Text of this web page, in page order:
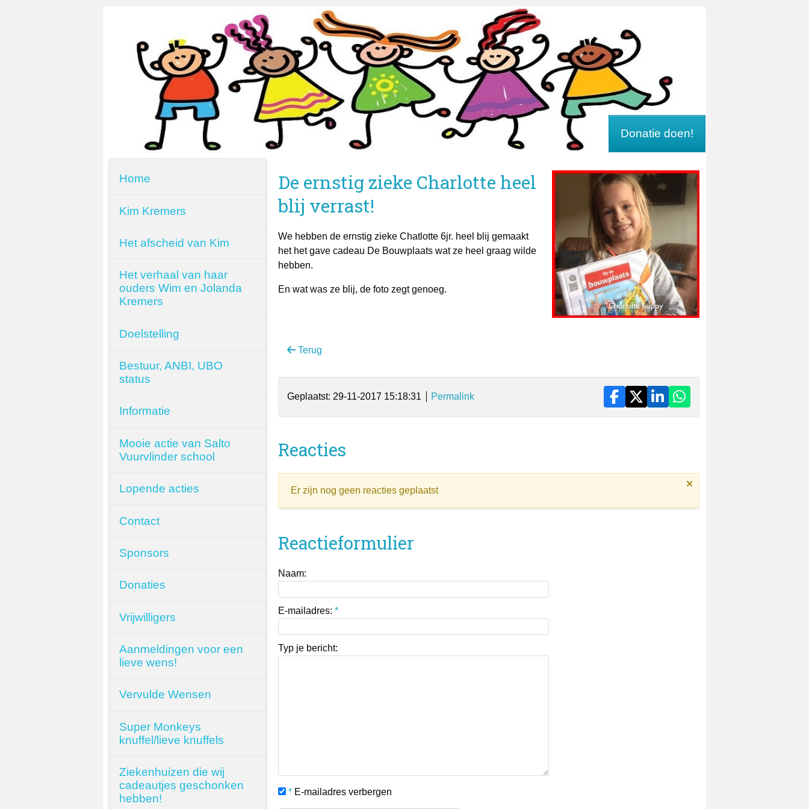
Donatie doen!
De ernstig zieke Charlotte heel
blij verrast!
We hebben de ernstig zieke Chatlotte 6jr. heel blij gemaakt
het het gave cadeau De Bouwplaats wat ze heel graag wilde
hebben.
En wat was ze blij, de foto zegt genoeg.
Terug
Geplaatst: 29-11-2017 15:18:31 Permalink
Reacties
Er zijn nog geen reacties geplaatst
Reactieformulier
Naam:
E-mailadres: *
Typ je bericht:
* E-mailadres verbergen
Home
Kim Kremers
Het afscheid van Kim
Het verhaal van haar
ouders Wim en Jolanda
Kremers
Doelstelling
Bestuur, ANBI, UBO
status
Informatie
Mooie actie van Salto
Vuurvlinder school
Lopende acties
Contact
Sponsors
Donaties
Vrijwilligers
Aanmeldingen voor een
lieve wens!
Vervulde Wensen
Super Monkeys
knuffel/lieve knuffels
Ziekenhuizen die wij
cadeautjes geschonken
hebben!